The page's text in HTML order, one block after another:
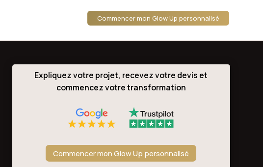
Commencer mon Glow Up personnalisé
Expliquez votre projet, recevez votre devis et
commencez votre transformation
Commencer mon Glow Up personnalisé